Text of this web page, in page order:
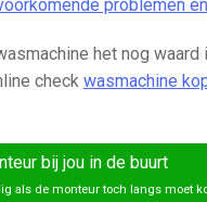
problemen
het nog
check wasmachine
bij jou in de buurt
als de monteur toch langs moet